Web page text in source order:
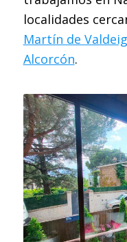
localidades
Martín de
Alcorcón.